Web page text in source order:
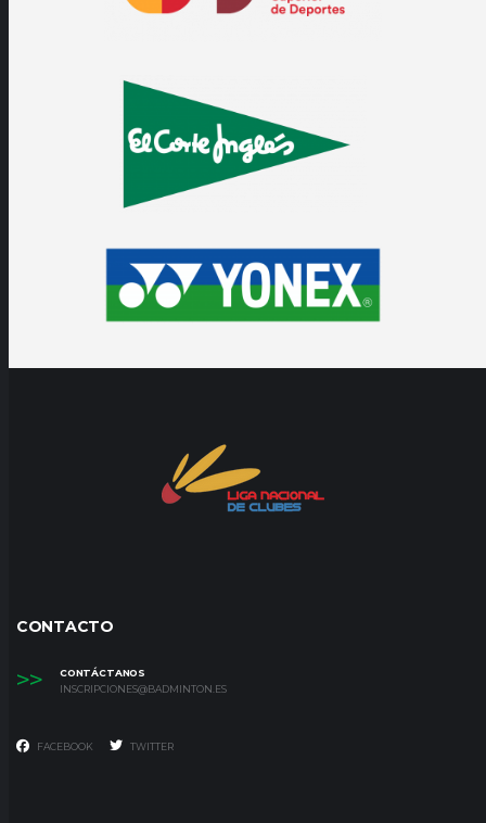
CONTACTO
>>
CONTÁCTANOS
INSCRIPCIONES@BADMINTON.ES
FACEBOOK TWITTER